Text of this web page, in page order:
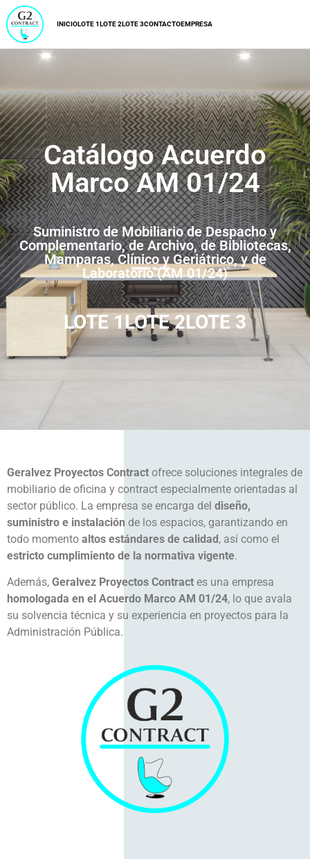
INICIOLOTE 1 LOTE 2LOTE 3CONTACTOEMPRESA
Catálogo Acuerdo
Marco AM 01/24
Suministro de Mobiliario de Despacho y
Complementario, de Archivo, de Bibliotecas,
Mamparas, Clínico y Geriátrico, y de
Laboratorio (AM 01/24)
LOTE 1LOTE 2LOTE 3
Geralvez Proyectos Contract ofrece soluciones integrales de
mobiliario de oficina y contract especialmente orientadas al
sector público. La empresa se encarga del diseño,
suministro e instalación de los espacios, garantizando en
todo momento altos estándares de calidad, así como el
estricto cumplimiento de la normativa vigente.
Además, Geralvez Proyectos Contract es una empresa
homologada en el Acuerdo Marco AM 01/24, lo que avala
su solvencia técnica y su experiencia en proyectos para la
Administración Pública.